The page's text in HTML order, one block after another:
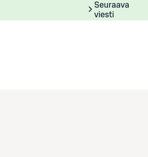
Seuraava
viesti